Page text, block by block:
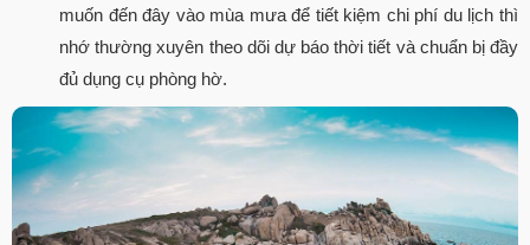
muốn đến đây vào mùa mưa để tiết kiệm chi phí du lịch thì
nhớ thường xuyên theo dõi dự báo thời tiết và chuẩn bị đầy
đủ dụng cụ phòng hờ.